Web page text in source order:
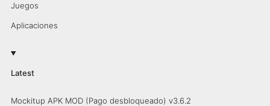
Juegos
Aplicaciones
Latest
Mockitup APK MOD (Pago desbloqueado) v3.6.2